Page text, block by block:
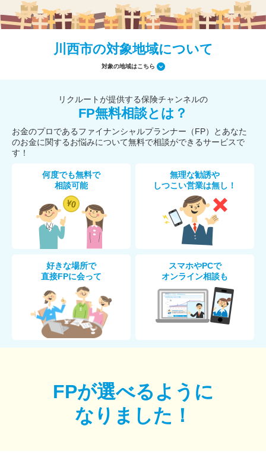
川西市の対象地域について
対象の地域はこちら
リクルートが提供する保険チャンネルの
FP無料相談とは？
お金のプロであるファイナンシャルプランナー（FP）とあなた
のお金に関するお悩みについて無料で相談ができるサービスで
す！
何度でも無料で
相談可能
無理な勧誘や
しつこい営業は無し！
好きな場所で
直接FPに会って
スマホやPCで
オンライン相談も
FPが選べるように
なりました！